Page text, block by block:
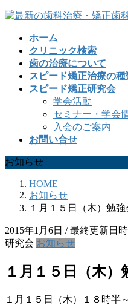
コ
ナ
ホーム
クリニック検索
歯の治療について
スピード矯正治療の種
スピード矯正研究会
学会活動
セミナー・学会
入会のご案内
お問い合せ
お知らせ
HOME
お知らせ
１月１５日（木）勉
2015年1月6日 / 最終更新日
研究会 お知らせ
１月１５日（木
１月１５日（木）１８時半